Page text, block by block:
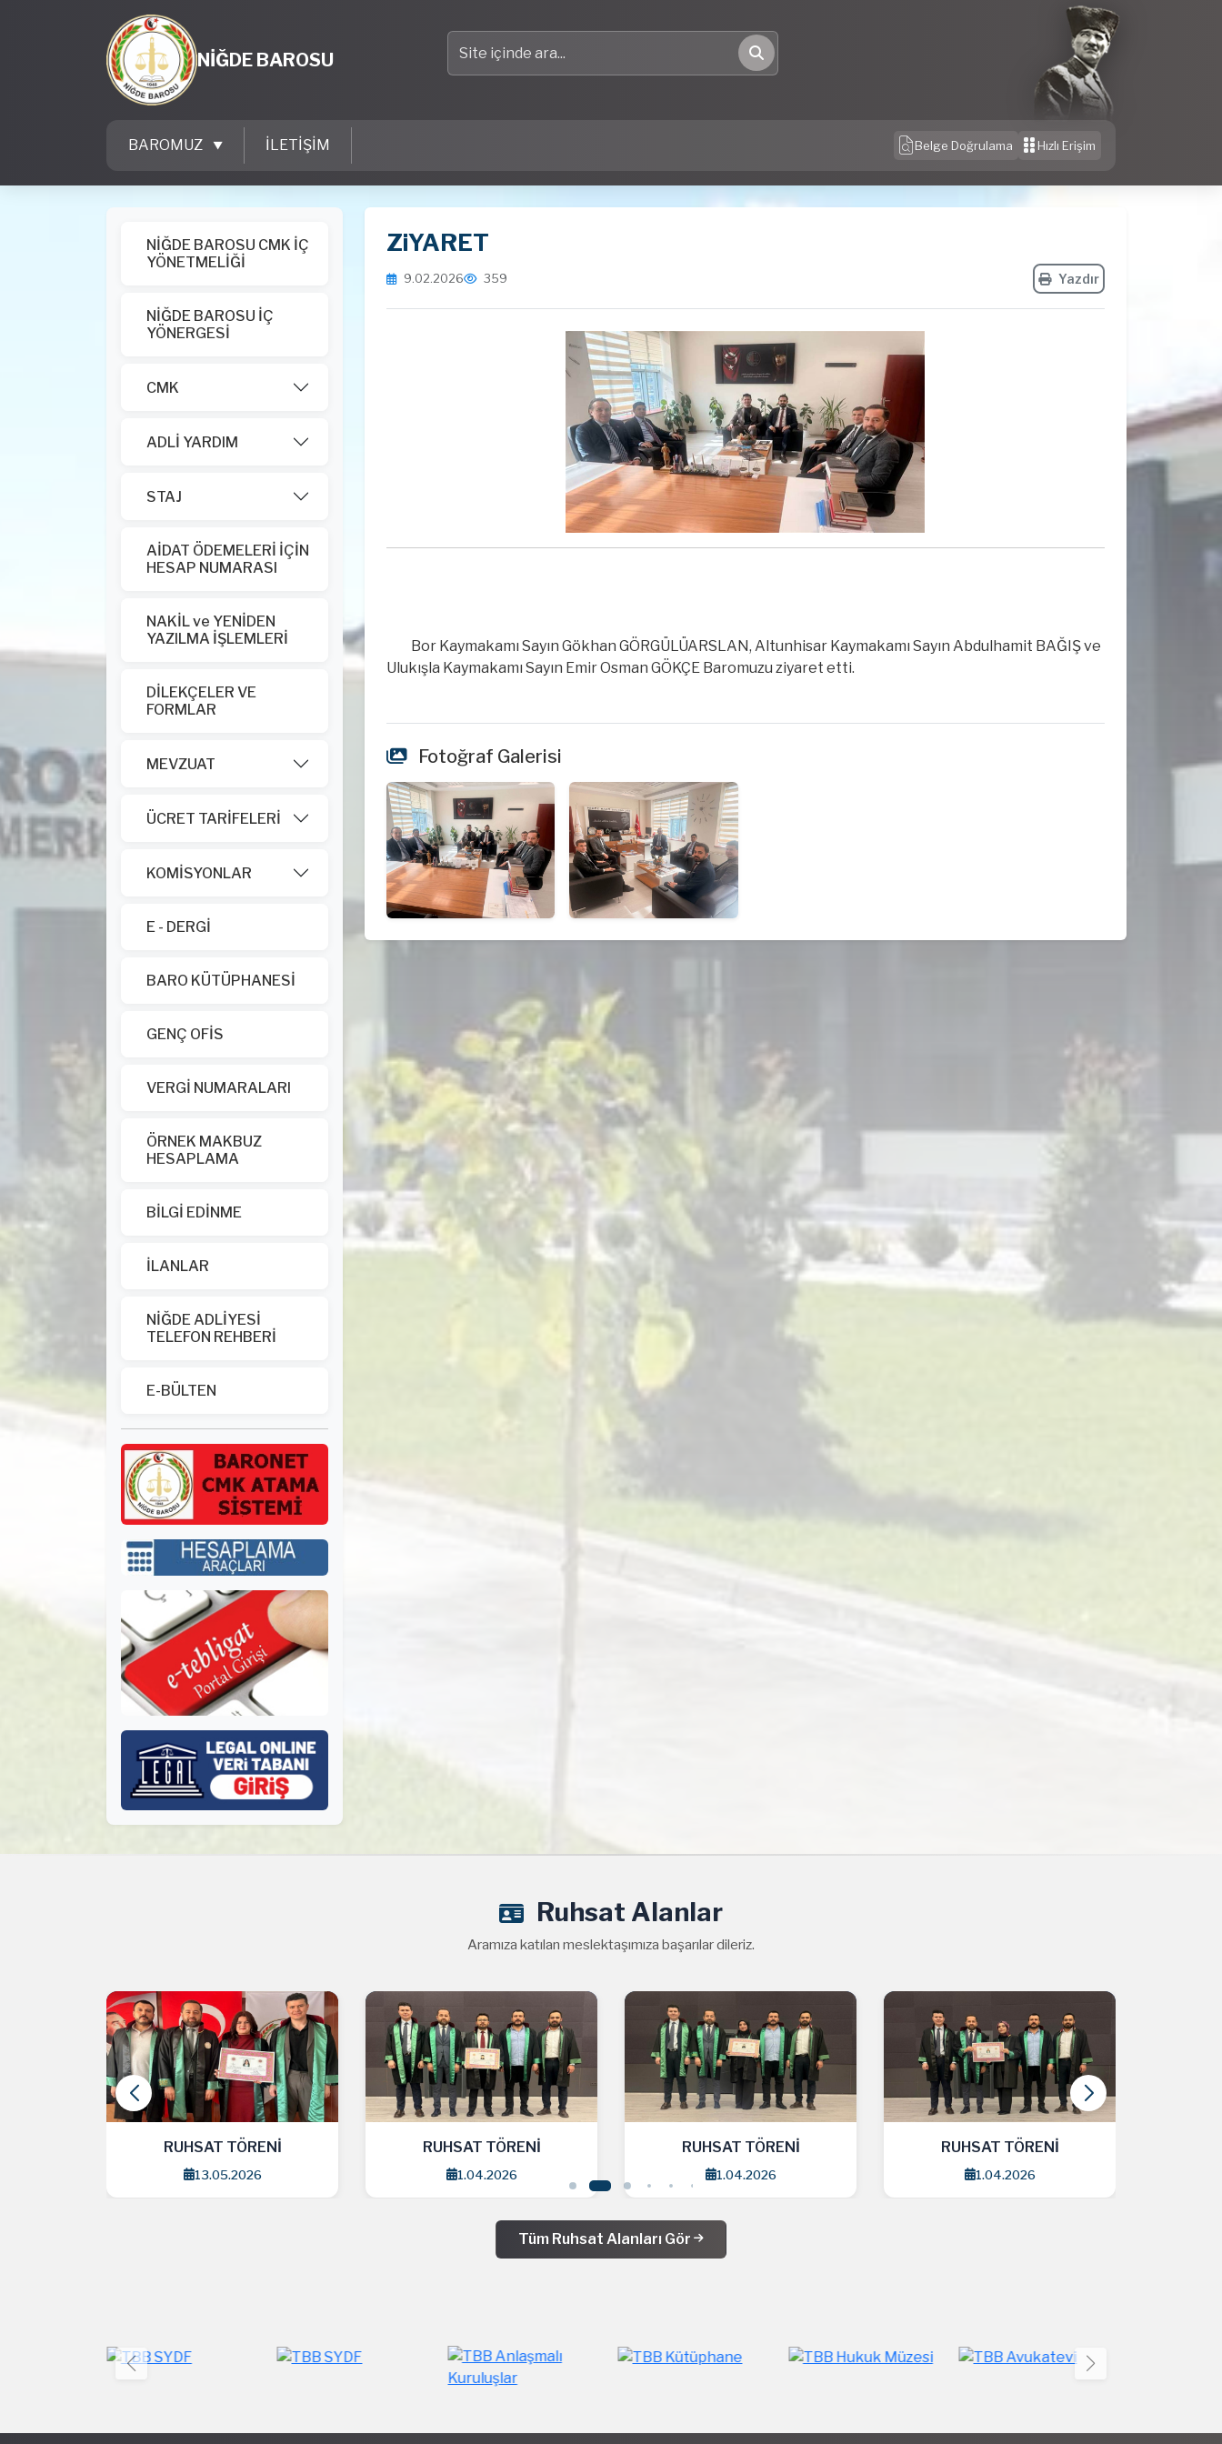
NİĞDE BAROSU
Site içinde ara
Ara
BAROMUZ İLETİŞİM Belge Doğrulama Hızlı Erişim
NİĞDE BAROSU CMK İÇ
YÖNETMELİĞİ
NİĞDE BAROSU İÇ
YÖNERGESİ
CMK
ADLİ YARDIM
STAJ
AİDAT ÖDEMELERİ İÇİN
HESAP NUMARASI
NAKİL ve YENİDEN
YAZILMA İŞLEMLERİ
DİLEKÇELER VE
FORMLAR
MEVZUAT
ÜCRET TARİFELERİ
KOMİSYONLAR
E - DERGİ
BARO KÜTÜPHANESİ
GENÇ OFİS
VERGİ NUMARALARI
ÖRNEK MAKBUZ
HESAPLAMA
BİLGİ EDİNME
İLANLAR
NİĞDE ADLİYESİ
TELEFON REHBERİ
E-BÜLTEN
ZiYARET
9.02.2026 359 Yazdır
Bor Kaymakamı Sayın Gökhan GÖRGÜLÜARSLAN, Altunhisar Kaymakamı Sayın Abdulhamit BAĞIŞ ve
Ulukışla Kaymakamı Sayın Emir Osman GÖKÇE Baromuzu ziyaret etti.
Fotoğraf Galerisi
Ruhsat Alanlar
Aramıza katılan meslektaşımıza başarılar dileriz.
RUHSAT TÖRENİ
13.05.2026
RUHSAT TÖRENİ
1.04.2026
RUHSAT TÖRENİ
1.04.2026
RUHSAT TÖRENİ
1.04.2026
Tüm Ruhsat Alanları Gör